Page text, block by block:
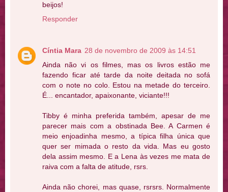
beijos!
Responder
Cíntia Mara 28 de novembro de 2009 às 14:51
Ainda não vi os filmes, mas os livros estão me
fazendo ficar até tarde da noite deitada no sofá
com o note no colo. Estou na metade do terceiro.
É... encantador, apaixonante, viciante!!!
Tibby é minha preferida também, apesar de me
parecer mais com a obstinada Bee. A Carmen é
meio enjoadinha mesmo, a típica filha única que
quer ser mimada o resto da vida. Mas eu gosto
dela assim mesmo. E a Lena às vezes me mata de
raiva com a falta de atitude, rsrs.
Ainda não chorei, mas quase, rsrsrs. Normalmente